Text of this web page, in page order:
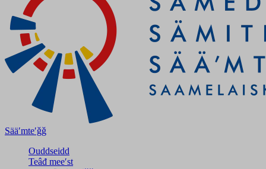
Sääʹmteʹǧǧ
Ouddseidd
Teâđ meeʹst